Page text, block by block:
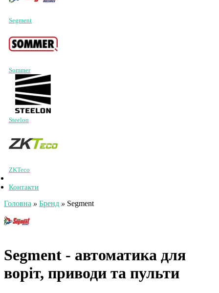
Segment
Sommer
Steelon
ZKTeco
Контакти
Головна » Бренд » Segment
Segment - автоматика для
воріт, приводи та пульти